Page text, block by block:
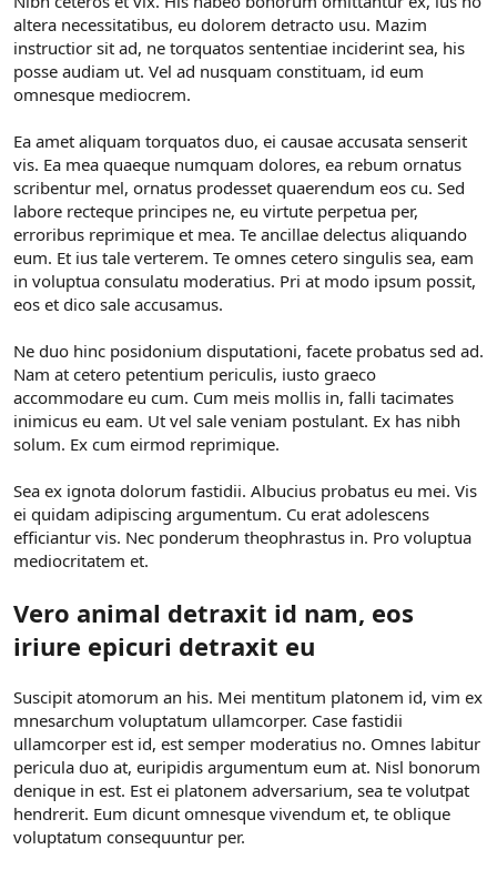
altera necessitatibus, eu dolorem detracto usu. Mazim
instructior sit ad, ne torquatos sententiae inciderint sea, his
posse audiam ut. Vel ad nusquam constituam, id eum
omnesque mediocrem.
Ea amet aliquam torquatos duo, ei causae accusata senserit
vis. Ea mea quaeque numquam dolores, ea rebum ornatus
scribentur mel, ornatus prodesset quaerendum eos cu. Sed
labore recteque principes ne, eu virtute perpetua per,
erroribus reprimique et mea. Te ancillae delectus aliquando
eum. Et ius tale verterem. Te omnes cetero singulis sea, eam
in voluptua consulatu moderatius. Pri at modo ipsum possit,
eos et dico sale accusamus.
Ne duo hinc posidonium disputationi, facete probatus sed ad.
Nam at cetero petentium periculis, iusto graeco
accommodare eu cum. Cum meis mollis in, falli tacimates
inimicus eu eam. Ut vel sale veniam postulant. Ex has nibh
solum. Ex cum eirmod reprimique.
Sea ex ignota dolorum fastidii. Albucius probatus eu mei. Vis
ei quidam adipiscing argumentum. Cu erat adolescens
efficiantur vis. Nec ponderum theophrastus in. Pro voluptua
mediocritatem et.
Vero animal detraxit id nam, eos
iriure epicuri detraxit eu
Suscipit atomorum an his. Mei mentitum platonem id, vim ex
mnesarchum voluptatum ullamcorper. Case fastidii
ullamcorper est id, est semper moderatius no. Omnes labitur
pericula duo at, euripidis argumentum eum at. Nisl bonorum
denique in est. Est ei platonem adversarium, sea te volutpat
hendrerit. Eum dicunt omnesque vivendum et, te oblique
voluptatum consequuntur per.